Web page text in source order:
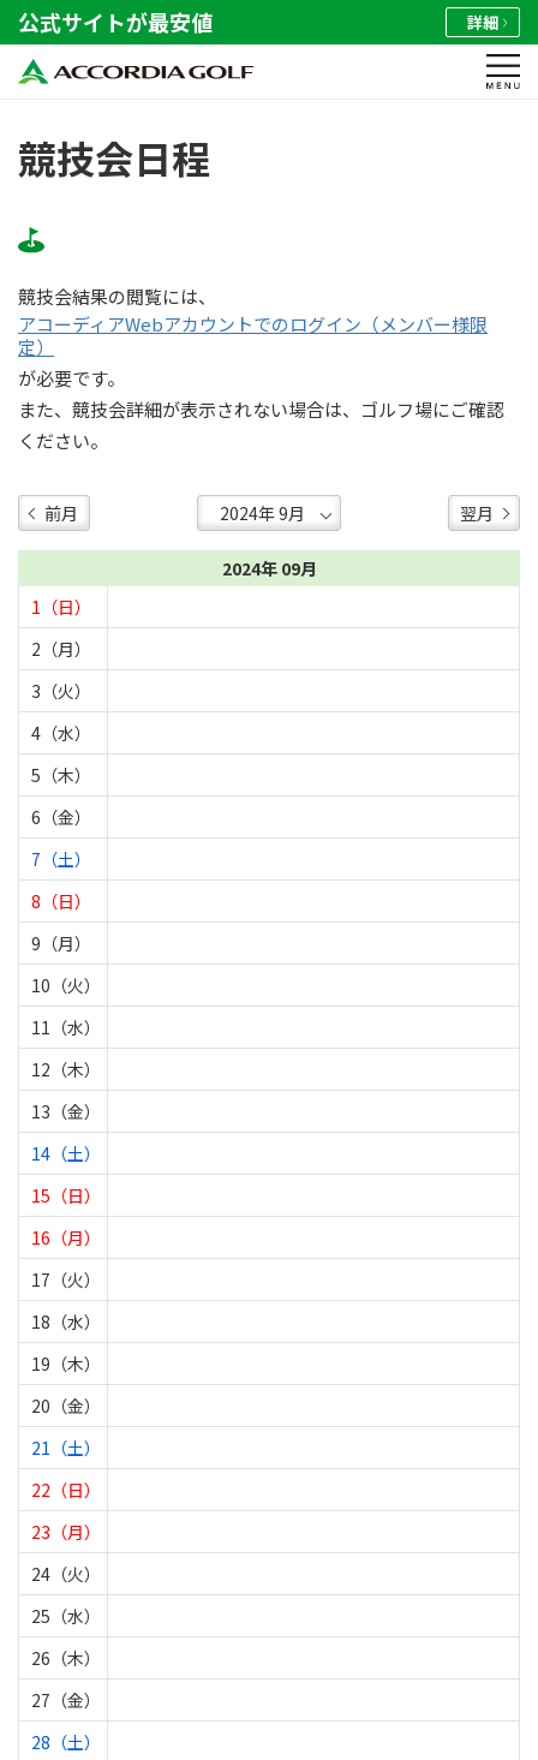
公式サイトが最安値 詳細
競技会日程
競技会結果の閲覧には、
アコーディアWebアカウントでのログイン（メンバー様限
定）
が必要です。
また、競技会詳細が表示されない場合は、ゴルフ場にご確認
ください。
前月 翌月
2024年 09月
1（日）
2（月）
3（火）
4（水）
5（木）
6（金）
7（土）
8（日）
9（月）
10（火）
11（水）
12（木）
13（金）
14（土）
15（日）
16（月）
17（火）
18（水）
19（木）
20（金）
21（土）
22（日）
23（月）
24（火）
25（水）
26（木）
27（金）
28（土）